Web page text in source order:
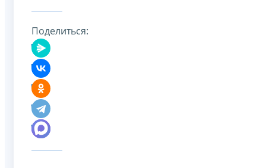
Поделиться: